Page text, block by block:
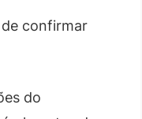
confirmar
do